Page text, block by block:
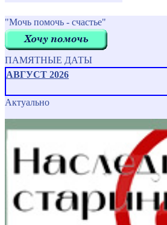
"Мочь помочь - счастье"
ПАМЯТНЫЕ ДАТЫ
АВГУСТ 2026
Актуально